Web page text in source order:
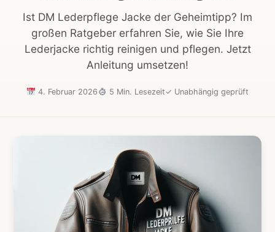
Ist DM Lederpflege Jacke der Geheimtipp? Im
großen Ratgeber erfahren Sie, wie Sie Ihre
Lederjacke richtig reinigen und pflegen. Jetzt
Anleitung umsetzen!
4. Februar 2026 5 Min. Lesezeit✓ Unabhängig geprüft